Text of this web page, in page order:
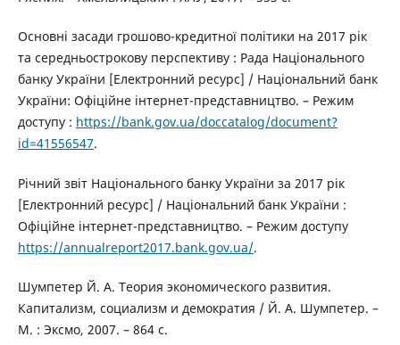
Основні засади грошово-кредитної політики на 2017 рік
та середньострокову перспективу : Рада Національного
банку України [Електронний ресурс] / Національний банк
України: Офіційне інтернет-представництво. – Режим
доступу : https://bank.gov.ua/doccatalog/document?
id=41556547.
Річний звіт Національного банку України за 2017 рік
[Електронний ресурс] / Національний банк України :
Офіційне інтернет-представництво. – Режим доступу
https://annualreport2017.bank.gov.ua/.
Шумпетер Й. А. Теория экономического развития.
Капитализм, социализм и демократия / Й. А. Шумпетер. –
М. : Эксмо, 2007. – 864 с.